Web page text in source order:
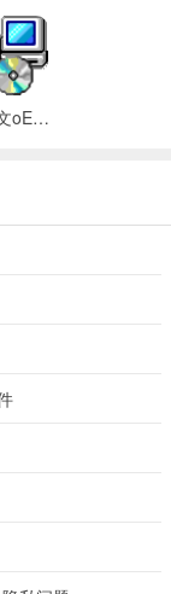
奥瑞文oExam在线考试系统（一键安装包）v2.8